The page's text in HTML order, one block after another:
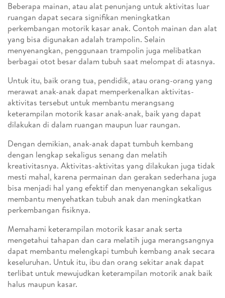
Beberapa mainan, atau alat penunjang untuk aktivitas luar
ruangan dapat secara signifikan meningkatkan
perkembangan motorik kasar anak. Contoh mainan dan alat
yang bisa digunakan adalah trampolin. Selain
menyenangkan, penggunaan trampolin juga melibatkan
berbagai otot besar dalam tubuh saat melompat di atasnya.
Untuk itu, baik orang tua, pendidik, atau orang-orang yang
merawat anak-anak dapat memperkenalkan aktivitas-
aktivitas tersebut untuk membantu merangsang
keterampilan motorik kasar anak-anak, baik yang dapat
dilakukan di dalam ruangan maupun luar raungan.
Dengan demikian, anak-anak dapat tumbuh kembang
dengan lengkap sekaligus senang dan melatih
kreativitasnya. Aktivitas-aktivitas yang dilakukan juga tidak
mesti mahal, karena permainan dan gerakan sederhana juga
bisa menjadi hal yang efektif dan menyenangkan sekaligus
membantu menyehatkan tubuh anak dan meningkatkan
perkembangan fisiknya.
Memahami keterampilan motorik kasar anak serta
mengetahui tahapan dan cara melatih juga merangsangnya
dapat membantu melengkapi tumbuh kembang anak secara
keseluruhan. Untuk itu, ibu dan orang sekitar anak dapat
terlibat untuk mewujudkan keterampilan motorik anak baik
halus maupun kasar.